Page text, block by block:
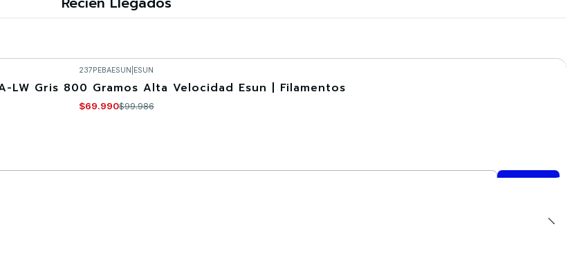
237PEBAESUN ESUN
LW Gris 800 Gramos Alta Velocidad Esun | Filamentos
$69.990$99.986